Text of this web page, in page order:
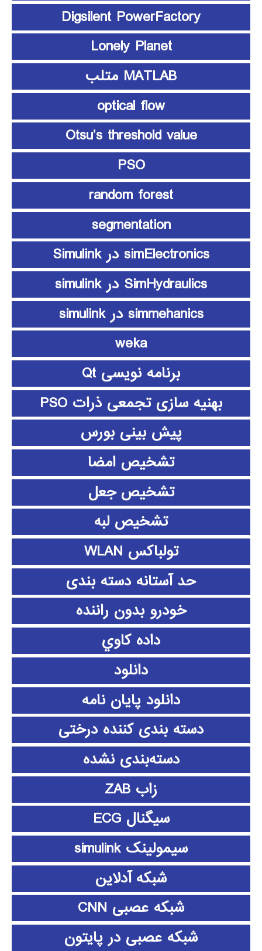
Digsilent PowerFactory
Lonely Planet
MATLAB متلب
optical flow
Otsu’s threshold value
PSO
random forest
segmentation
simElectronics در Simulink
SimHydraulics در simulink
simmehanics در simulink
weka
برنامه نویسی Qt
بهنیه سازی تجمعی ذرات PSO
پیش بینی بورس
تشخیص امضا
تشخیص جعل
تشخیص لبه
تولباکس WLAN
حد آستانه دسته بندی
خودرو بدون راننده
داده كاوي
دانلود
دانلود پايان نامه
دسته بندی کننده درختی
دسته‌بندی نشده
زاب ZAB
سیگنال ECG
سیمولینک simulink
شبکه آدلاین
شبکه عصبی CNN
شبکه عصبی در پایتون